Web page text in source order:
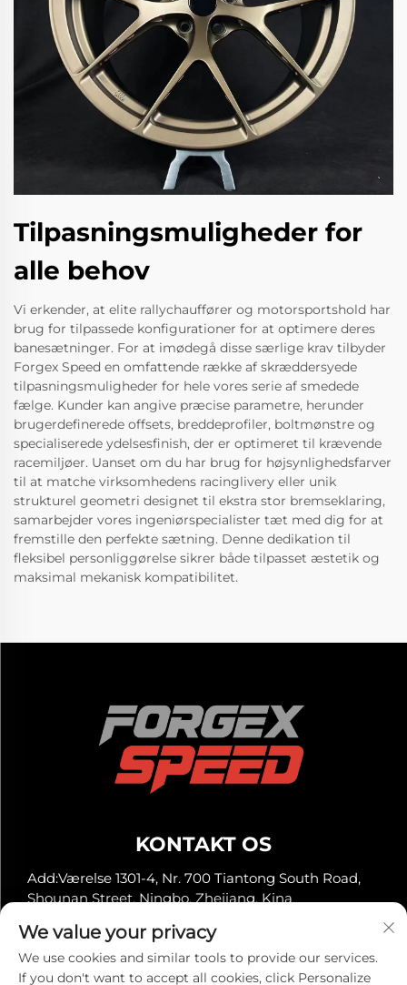
Tilpasningsmuligheder for
alle behov
Vi erkender, at elite rallychauffører og motorsportshold har
brug for tilpassede konfigurationer for at optimere deres
banesætninger. For at imødegå disse særlige krav tilbyder
Forgex Speed en omfattende række af skræddersyede
tilpasningsmuligheder for hele vores serie af smedede
fælge. Kunder kan angive præcise parametre, herunder
brugerdefinerede offsets, breddeprofiler, boltmønstre og
specialiserede ydelsesfinish, der er optimeret til krævende
racemiljøer. Uanset om du har brug for højsynlighedsfarver
til at matche virksomhedens racinglivery eller unik
strukturel geometri designet til ekstra stor bremseklaring,
samarbejder vores ingeniørspecialister tæt med dig for at
fremstille den perfekte sætning. Denne dedikation til
fleksibel personliggørelse sikrer både tilpasset æstetik og
maksimal mekanisk kompatibilitet.
KONTAKT OS
Add:Værelse 1301-4, Nr. 700 Tiantong South Road,
Shounan Street, Ningbo, Zhejiang, Kina
Tlf.: +86-13929561315
E-mail:[email protected]
We value your privacy
We use cookies and similar tools to provide our services.
If you don't want to accept all cookies, click Personalize